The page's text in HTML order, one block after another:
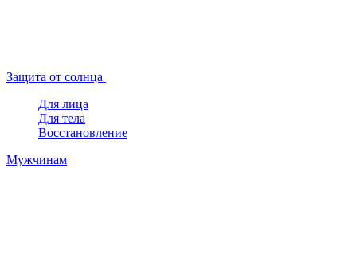
Защита от солнца
Для лица
Для тела
Восстановление
Мужчинам